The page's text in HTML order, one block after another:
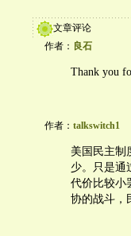
文章评论
作者： 良石
Thank you
作者： talkswitch1
美国民主制
少。只是通
代价比较小
协的战斗，